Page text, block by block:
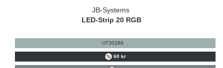
JB-Systems
LED-Strip 20 RGB
UT30288
60 kr